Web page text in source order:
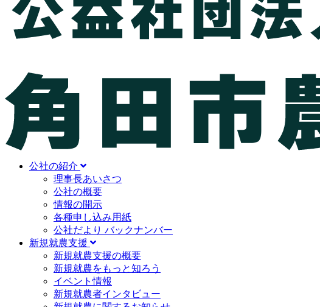
公社の紹介
理事長あいさつ
公社の概要
情報の開示
各種申し込み用紙
公社だより バックナンバー
新規就農支援
新規就農支援の概要
新規就農をもっと知ろう
イベント情報
新規就農者インタビュー